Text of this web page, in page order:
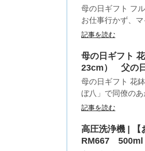
母の日ギフト フ
お仕事行かず、
記事を読む
母の日ギフト
23cm） 父の
母の日ギフト 花
ぼ八」で同僚の
記事を読む
高圧洗浄機 |
RM667